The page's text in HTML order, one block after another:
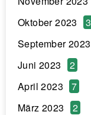
Oktober 2023
3
September 2023
Juni 2023
2
April 2023
7
März 2023
2